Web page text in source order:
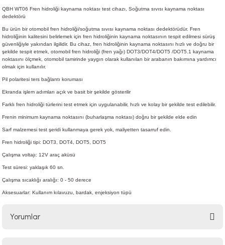
QBH WT06 Fren hidroliği kaynama noktası test cihazı, Soğutma sıvısı kaynama noktası
dedektörü
Bu ürün bir otomobil fren hidroliği/soğutma sıvısı kaynama noktası dedektörüdür. Fren
hidroliğinin kalitesini belirlemek için fren hidroliğinin kaynama noktasının tespit edilmesi sürüş
güvenliğiyle yakından ilgilidir. Bu cihaz, fren hidroliğinin kaynama noktasını hızlı ve doğru bir
şekilde tespit etmek, otomobil fren hidroliği (fren yağı) DOT3/DOT4/DOT5 /DOT5.1 kaynama
noktasını ölçmek, otomobil tamirinde yaygın olarak kullanılan bir arabanın bakımına yardımcı
olmak için kullanılır.
Pil polaritesi ters bağlantı koruması
Ekranda işlem adımları açık ve basit bir şekilde gösterilir
Farkl ı fren hidroliği türlerini test etmek için uygulanabilir, hızlı ve kolay bir şekilde test edilebilir.
Frenin minimum kaynama noktasını (buharlaşma noktası) doğru bir şekilde elde edin
Sarf malzemesi test şeridi kullanmaya gerek yok, maliyetten tasarruf edin.
Fren hidroliği tipi: DOT3, DOT4, DOT5, DOT5
Çalışma voltajı: 12V araç aküsü
Test süresi: yaklaşık 60 sn.
Çalışma sıcaklığı aralığı: 0 - 50 derece
Aksesuarlar: Kullanım kılavuzu, bardak, enjeksiyon tüpü
Yorumlar